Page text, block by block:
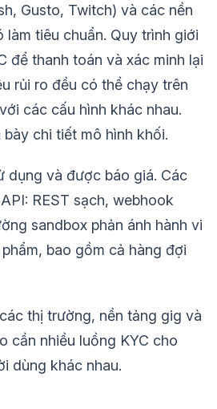
Gusto, Twitch) và các nền
tiêu chuẩn. Quy trình giới
để thanh toán và xác minh lại
rủi ro đều có thể chạy trên
các cấu hình khác nhau.
bày chi tiết mô hình khối.
dụng và được báo giá. Các
REST sạch, webhook
sandbox phản ánh hành vi
bao gồm cả hàng đợi
các thị trường, nền tảng gig và
cần nhiều luồng KYC cho
dùng khác nhau.